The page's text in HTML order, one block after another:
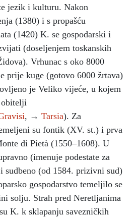
jezik i kulturu. Nakon
(1380) i s propašću
(1420) K. se gospodarski i
(doseljenjem toskanskih
Vrhunac s oko 8000
prije kuge (gotovo 6000 žrtava)
je Veliko vijeće, u kojem
, → Tarsia). Za
su fontik (XV. st.) i prva
di Pietà (1550–1608). U
(imenuje podestate za
sudbeno (od 1584. prizivni sud)
gospodarstvo temeljilo se
solju. Strah pred Neretljanima
K. k sklapanju savezničkih